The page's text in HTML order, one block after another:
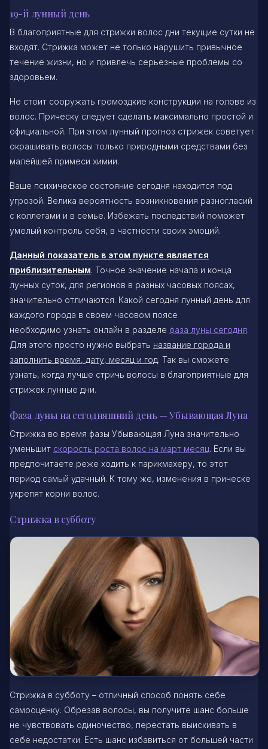
19-й лунный день
В благоприятные для стрижки волос дни текущие сутки не
входят. Стрижка может не только нарушить привычное
течение жизни, но и привлечь серьезные проблемы со
здоровьем.
Не стоит сооружать громоздкие конструкции на голове из
волос. Прическу следует сделать максимально простой и
официальной. При этом лунный прогноз стрижек советует
окрашивать волосы только природными средствами без
малейшей примеси химии.
Ваше психическое состояние сегодня находится под
угрозой. Велика вероятность возникновения разногласий
с коллегами и в семье. Избежать последствий поможет
умелый контроль себя, в частности своих эмоций.
Данный показатель в этом пункте является
приблизительным. Точное значение начала и конца
лунных суток, для регионов в разных часовых поясах,
значительно отличаются. Какой сегодня лунный день для
каждого города в своем часовом поясе
необходимо узнать онлайн в разделе фаза луны сегодня.
Для этого просто нужно выбрать название города и
заполнить время, дату, месяц и год. Так вы сможете
узнать, когда лучше стричь волосы в благоприятные для
стрижек лунные дни.
Фаза луны на сегодняшний день — Убывающая Луна
Стрижка во время фазы Убывающая Луна значительно
уменьшит скорость роста волос на март месяц. Если вы
предпочитаете реже ходить к парикмахеру, то этот
период самый удачный. К тому же, изменения в прическе
укрепят корни волос.
Стрижка в субботу
Стрижка в субботу – отличный способ понять себе
самооценку. Обрезав волосы, вы получите шанс больше
не чувствовать одиночество, перестать выискивать в
себе недостатки. Есть шанс избавиться от большей части